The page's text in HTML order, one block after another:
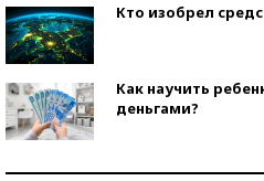
Кто изобрел
Как научить
деньгами?